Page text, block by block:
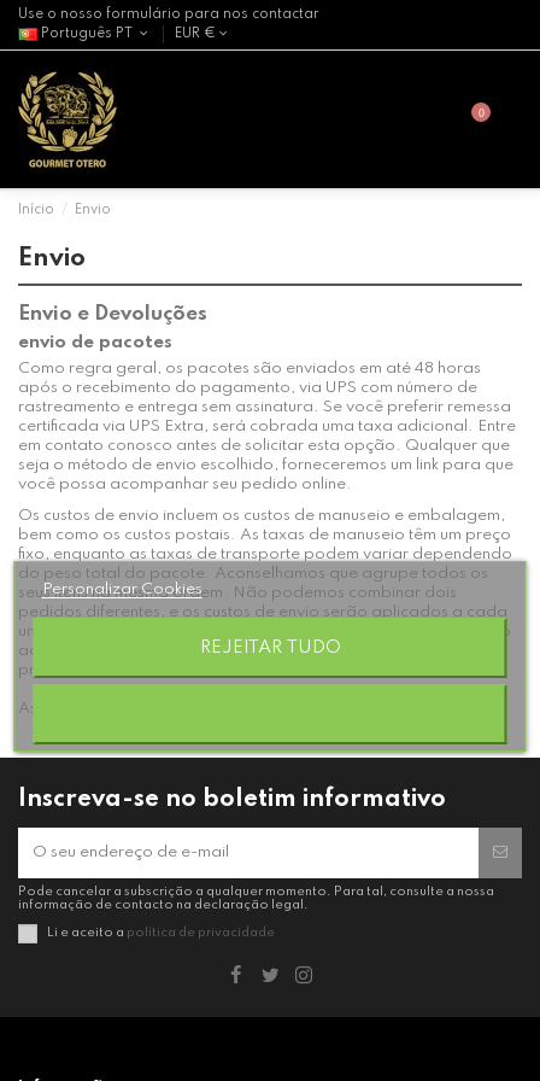
Use o nosso formulário para nos contactar
Português PT
EUR €
0
Início Envio
Envio
Envio e Devoluções
envio de pacotes
Como regra geral, os pacotes são enviados em até 48 horas
após o recebimento do pagamento, via UPS com número de
rastreamento e entrega sem assinatura. Se você preferir remessa
certificada via UPS Extra, será cobrada uma taxa adicional. Entre
em contato conosco antes de solicitar esta opção. Qualquer que
seja o método de envio escolhido, forneceremos um link para que
você possa acompanhar seu pedido online.
Os custos de envio incluem os custos de manuseio e embalagem,
bem como os custos postais. As taxas de manuseio têm um preço
fixo, enquanto as taxas de transporte podem variar dependendo
do peso total do pacote. Aconselhamos que agrupe todos os
seus itens na mesma ordem. Não podemos combinar dois
pedidos diferentes, e os custos de envio serão aplicados a cada
um individualmente. Não somos responsáveis por qualquer dano
ao seu pacote após o envio, mas fazemos o possível para
proteger todos os itens frágeis.
As caixas são grandes e seus itens estarão bem protegidos.
Inscreva-se no boletim informativo
Pode cancelar a subscrição a qualquer momento. Para tal, consulte a nossa
informação de contacto na declaração legal.
Li e aceito a política de privacidade
Personalizar Cookies
REJEITAR TUDO